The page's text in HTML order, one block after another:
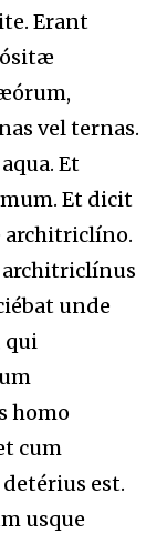
Erant
vel ternas.
Et
Et dicit
architriclíno.
unde
qui
homo
cum
est.
usque